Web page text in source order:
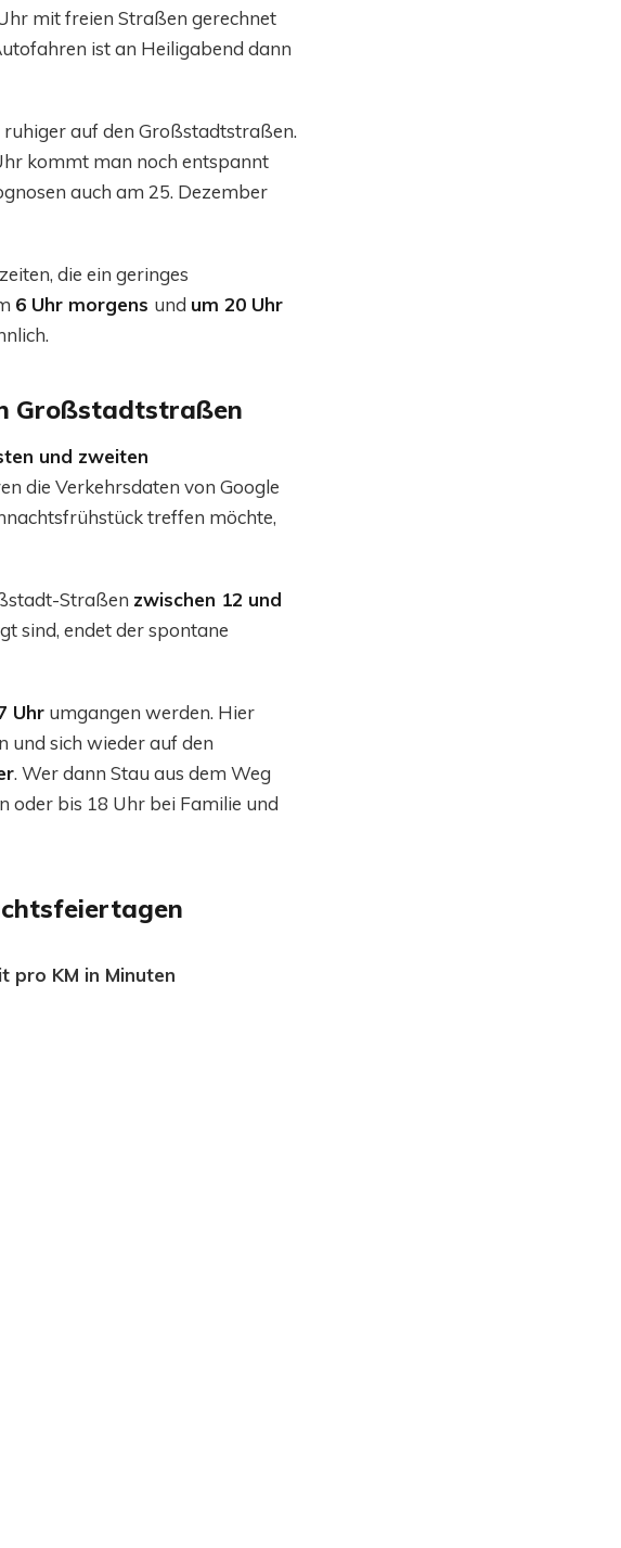
mit freien Straßen gerechnet
ist an Heiligabend dann
ruhiger auf den Großstadtstraßen.
kommt man noch entspannt
auch am 25. Dezember
die ein geringes
6 Uhr morgens und um 20 Uhr
Großstadtstraßen
und zweiten
die Verkehrsdaten von Google
treffen möchte,
Straßen zwischen 12 und
sind, endet der spontane
Uhr umgangen werden. Hier
und sich wieder auf den
. Wer dann Stau aus dem Weg
oder bis 18 Uhr bei Familie und
pro KM in Minuten